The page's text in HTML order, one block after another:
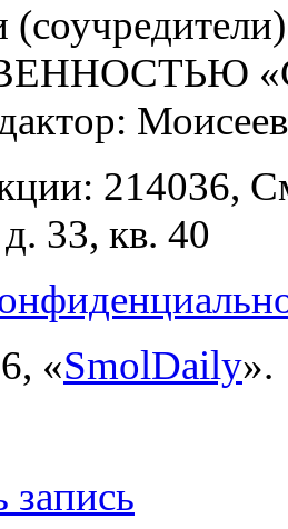
214036,
33, кв. 40
«SmolDaily».
запись